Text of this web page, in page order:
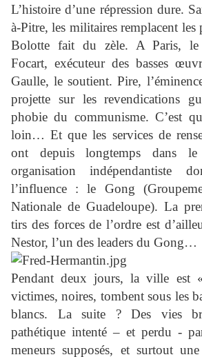
L’histoire d’une répression dure.
à-Pitre, les militaires remplacent
Bolotte fait du zèle. A Paris, le
Focart, exécuteur des basses
Gaulle, le soutient. Pire,
projette sur les revendications
phobie du communisme. C’est
loin… Et que les services de
ont depuis longtemps dans le
organisation indépendantiste
l’influence : le Gong
Nationale de Guadeloupe). La
tirs des forces de l’ordre est
Nestor, l’un des leaders du Gong…
Pendant deux jours, la ville est
victimes, noires, tombent sous les
blancs. La suite ? Des vies
pathétique intenté – et perdu -
meneurs supposés, et surtout une